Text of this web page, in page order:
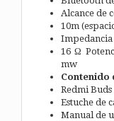
Alcance de
10m
16 Ω
mw
Contenido
Redmi
Estuche de
Manual de